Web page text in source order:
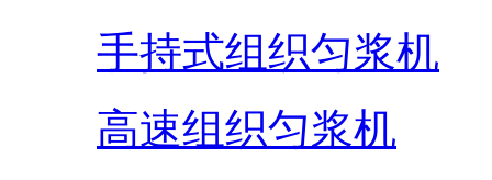
手持式组织匀浆机
高速组织匀浆机